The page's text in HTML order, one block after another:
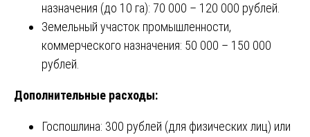
назначения (до 10 га): 70 000 – 120 000 рублей.
Земельный участок промышленности,
коммерческого назначения: 50 000 – 150 000
рублей.
Дополнительные расходы:
Госпошлина: 300 рублей (для физических лиц) или